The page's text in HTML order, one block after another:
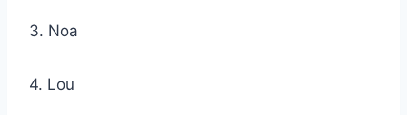
3. Noa
4. Lou